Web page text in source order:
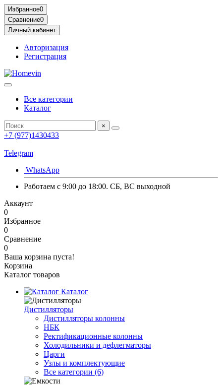
Избранное0
Сравнение0
Личный кабинет
Авторизация
Регистрация
Все категории
Каталог
×
+7 (977)1430433
Telegram
WhatsApp
Работаем с 9:00 до 18:00. СБ, ВС выходной
Аккаунт
0
Избранное
0
Сравнение
0
Ваша корзина пуста!
Корзина
Каталог товаров
Каталог
Дистилляторы
Дистилляторы колонны
НБК
Ректификационные колонны
Холодильники и дефлегматоры
Царги
Узлы и комплектующие
Все категории (6)